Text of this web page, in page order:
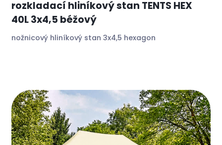
rozkladací hliníkový stan TENTS HEX
40L 3x4,5 béžový
nožnicový hliníkový stan 3x4,5 hexagon